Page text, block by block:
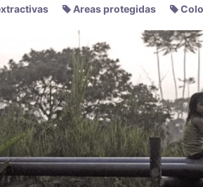
Areas protegidas